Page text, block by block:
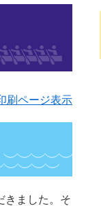
刷ページ表示
きました。そ